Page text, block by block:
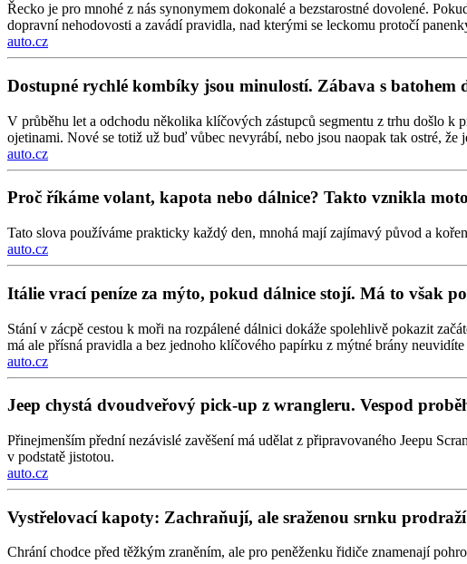
Řecko je pro mnohé z nás synonymem dokonalé a bezstarostné dovolené.
dopravní nehodovosti a zavádí pravidla, nad kterými se leckomu protočí
auto.cz
Dostupné rychlé kombíky jsou minulostí. Zábava s batohem
V průběhu let a odchodu několika klíčových zástupců segmentu z trhu došlo k
ojetinami. Nové se totiž už buď vůbec nevyrábí, nebo jsou naopak tak ostré,
auto.cz
Proč říkáme volant, kapota nebo dálnice? Takto vznikla
Tato slova používáme prakticky každý den, mnohá mají zajímavý původ a
auto.cz
Itálie vrací peníze za mýto, pokud dálnice stojí. Má to však
Stání v zácpě cestou k moři na rozpálené dálnici dokáže spolehlivě pokazit
má ale přísná pravidla a bez jednoho klíčového papírku z mýtné brány neuvidíte
auto.cz
Jeep chystá dvoudveřový pick-up z wrangleru. Vespod
Přinejmenším přední nezávislé zavěšení má udělat z připravovaného Jeepu
v podstatě jistotou.
auto.cz
Vystřelovací kapoty: Zachraňují, ale sraženou srnku
Chrání chodce před těžkým zraněním, ale pro peněženku řidiče znamenají